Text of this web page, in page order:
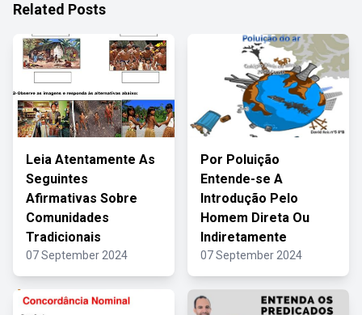
Related Posts
Leia Atentamente As
Seguintes
Afirmativas Sobre
Comunidades
Tradicionais
07 September 2024
Por Poluição
Entende-se A
Introdução Pelo
Homem Direta Ou
Indiretamente
07 September 2024